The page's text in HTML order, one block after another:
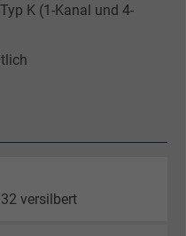
K (1-Kanal und 4-
versilbert